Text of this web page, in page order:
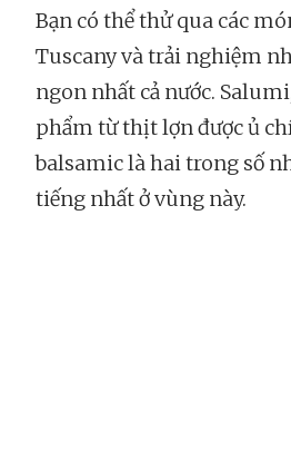
Bạn có thể thử qua các
Tuscany và trải nghiệm
ngon nhất cả nước.
phẩm từ thịt lợn được ủ
balsamic là hai trong số
tiếng nhất ở vùng này.